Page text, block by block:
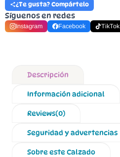
¿Te gusta? Compártelo
Síguenos en redes
Instagram Facebook TikTok
Descripción
Información adicional
Reviews(0)
Seguridad y advertencias
Sobre este Calzado